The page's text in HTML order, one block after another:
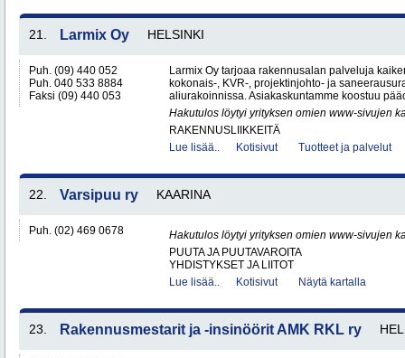
21. Larmix Oy HELSINKI
Puh. (09) 440 052
Puh. 040 533 8884
Faksi (09) 440 053
Larmix Oy tarjoaa rakennusalan palveluja
kokonais-, KVR-, projektinjohto- ja
aliurakoinnissa. Asiakaskuntamme koostuu
Hakutulos löytyi yrityksen omien www-sivujen
RAKENNUSLIIKKEITÄ
Lue lisää..
Kotisivut Tuotteet ja palvelut
22. Varsipuu ry KAARINA
Puh. (02) 469 0678
Hakutulos löytyi yrityksen omien www-sivujen
PUUTA JA PUUTAVAROITA
YHDISTYKSET JA LIITOT
Lue lisää..
Kotisivut Näytä kartalla
23. Rakennusmestarit ja -insinöörit AMK RKL ry